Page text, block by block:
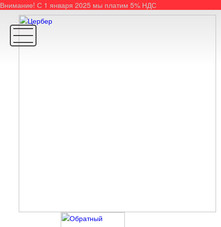
Внимание! С 1 января 2025 мы платим 5% НДС